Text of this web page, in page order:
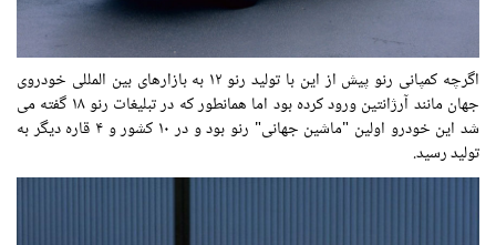
اگرچه کمپانی رنو پیش از این با تولید رنو ۱۲ به بازارهای بین المللی خودروی
جهان مانند آرژانتین ورود کرده بود اما همانطور که در تبلیغات رنو ۱۸ گفته می
شد این خودرو اولین "ماشین جهانی" رنو بود و در ۱۰ کشور و ۴ قاره دیگر به
تولید رسید.